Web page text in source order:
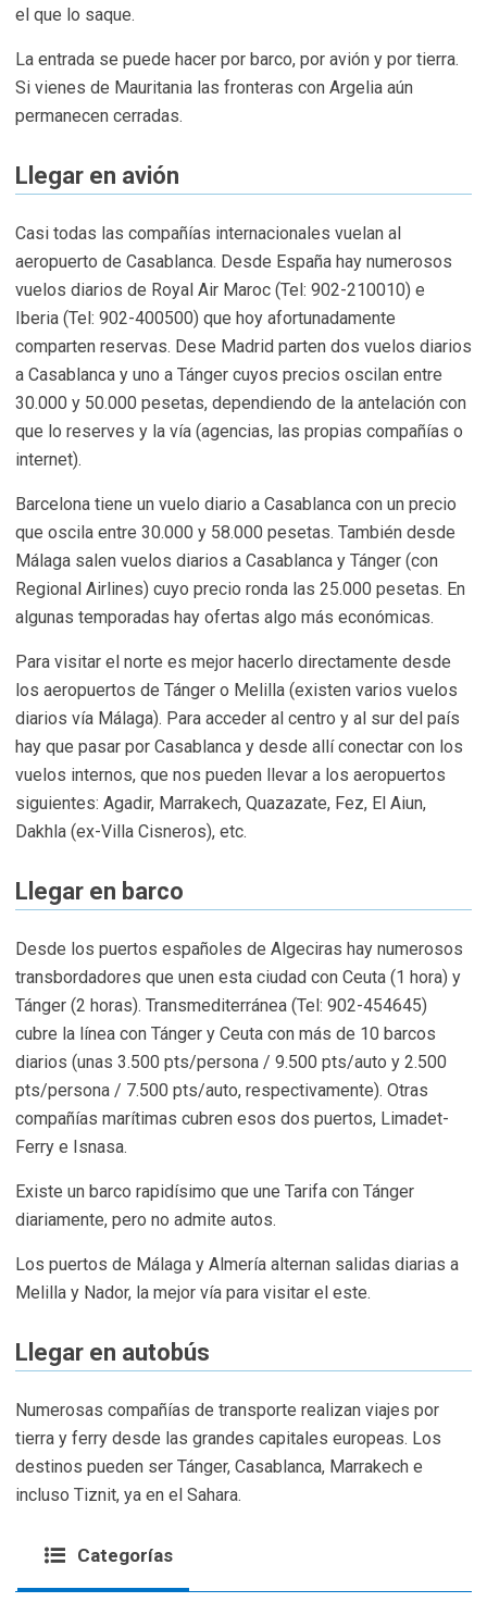
el que lo saque.
La entrada se puede hacer por barco, por avión y por tierra.
Si vienes de Mauritania las fronteras con Argelia aún
permanecen cerradas.
Llegar en avión
Casi todas las compañías internacionales vuelan al
aeropuerto de Casablanca. Desde España hay numerosos
vuelos diarios de Royal Air Maroc (Tel: 902-210010) e
Iberia (Tel: 902-400500) que hoy afortunadamente
comparten reservas. Dese Madrid parten dos vuelos diarios
a Casablanca y uno a Tánger cuyos precios oscilan entre
30.000 y 50.000 pesetas, dependiendo de la antelación con
que lo reserves y la vía (agencias, las propias compañías o
internet).
Barcelona tiene un vuelo diario a Casablanca con un precio
que oscila entre 30.000 y 58.000 pesetas. También desde
Málaga salen vuelos diarios a Casablanca y Tánger (con
Regional Airlines) cuyo precio ronda las 25.000 pesetas. En
algunas temporadas hay ofertas algo más económicas.
Para visitar el norte es mejor hacerlo directamente desde
los aeropuertos de Tánger o Melilla (existen varios vuelos
diarios vía Málaga). Para acceder al centro y al sur del país
hay que pasar por Casablanca y desde allí conectar con los
vuelos internos, que nos pueden llevar a los aeropuertos
siguientes: Agadir, Marrakech, Quazazate, Fez, El Aiun,
Dakhla (ex-Villa Cisneros), etc.
Llegar en barco
Desde los puertos españoles de Algeciras hay numerosos
transbordadores que unen esta ciudad con Ceuta (1 hora) y
Tánger (2 horas). Transmediterránea (Tel: 902-454645)
cubre la línea con Tánger y Ceuta con más de 10 barcos
diarios (unas 3.500 pts/persona / 9.500 pts/auto y 2.500
pts/persona / 7.500 pts/auto, respectivamente). Otras
compañías marítimas cubren esos dos puertos, Limadet-
Ferry e Isnasa.
Existe un barco rapidísimo que une Tarifa con Tánger
diariamente, pero no admite autos.
Los puertos de Málaga y Almería alternan salidas diarias a
Melilla y Nador, la mejor vía para visitar el este.
Llegar en autobús
Numerosas compañías de transporte realizan viajes por
tierra y ferry desde las grandes capitales europeas. Los
destinos pueden ser Tánger, Casablanca, Marrakech e
incluso Tiznit, ya en el Sahara.
Categorías